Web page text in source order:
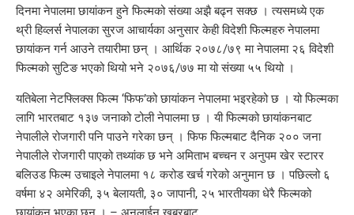
दिनमा नेपालमा छायांकन हुने फिल्मको संख्या अझै बढ्न सक्छ । त्यसमध्ये एक
थ्री हिव्लर्स नेपालका सुरज आचार्यका अनुसार केही विदेशी फिल्महरु नेपालमा
छायांकन गर्न आउने तयारीमा छन् । आर्थिक २०७८/७९ मा नेपालमा २६ विदेशी
फिल्मको सुटिङ भएको थियो भने २०७६/७७ मा यो संख्या ५५ थियो ।
यतिबेला नेटफ्लिक्स फिल्म ‘फिफ’को छायांकन नेपालमा भइरहेको छ । यो फिल्मका
लागि भारतबाट १३७ जनाको टोली नेपालमा छ । यी फिल्मको छायांकनबाट
नेपालीले रोजगारी पनि पाउने गरेका छन् । फिफ फिल्मबाट दैनिक २०० जना
नेपालीले रोजगारी पाएको तथ्यांक छ भने अमिताभ बच्चन र अनुपम खेर स्टारर
बलिउड फिल्म उचाइले नेपालमा १८ करोड खर्च गरेको अनुमान छ । पछिल्लो ६
वर्षमा ४२ अमेरिकी, ३५ बेलायती, ३० जापानी, २५ भारतीयका धेरै फिल्मको